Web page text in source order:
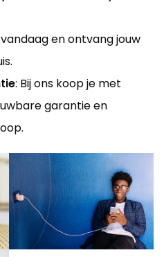
en ontvang jouw
: Bij ons koop je met
garantie en